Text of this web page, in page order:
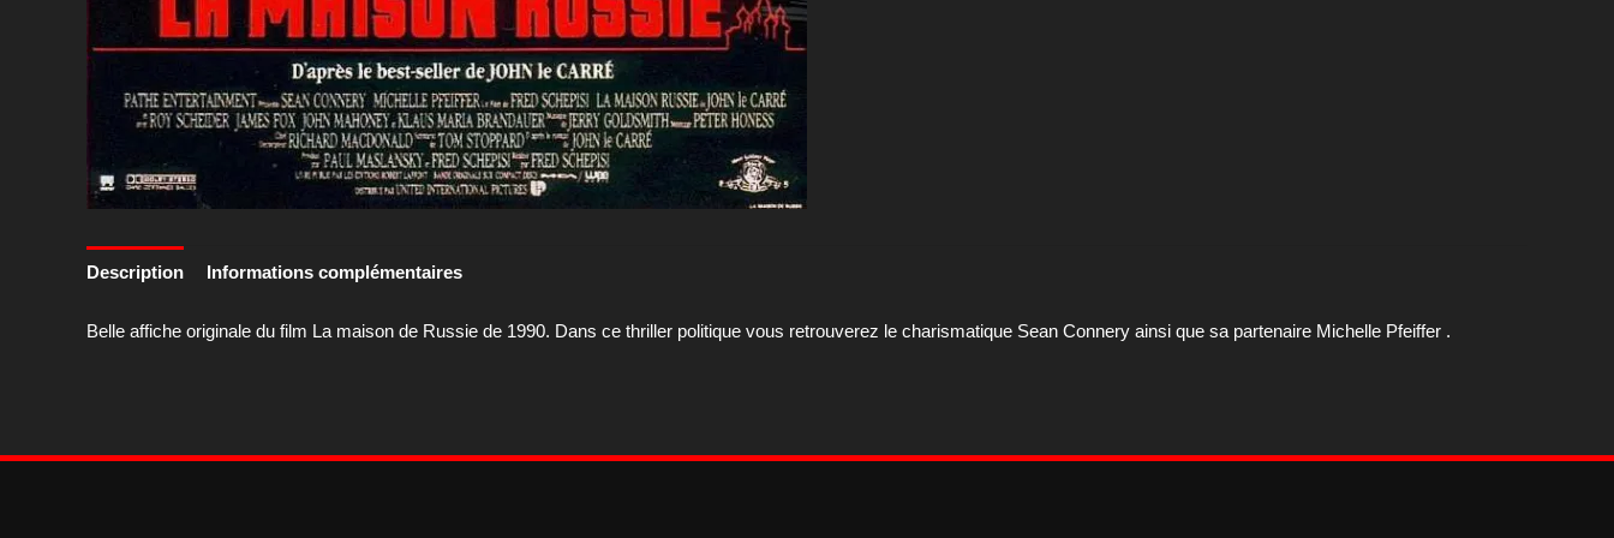
Description Informations complémentaires
Belle affiche originale du film La maison de Russie de 1990. Dans ce thriller politique vous retrouverez le charismatique Sean Connery ainsi que sa partenaire Michelle Pfeiffer .